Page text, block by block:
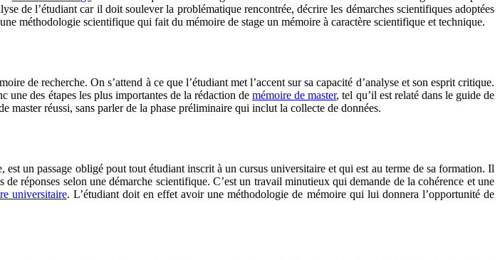
de l’étudiant car il doit soulever la problématique rencontrée, décrire les démarches scientifiques adoptées
méthodologie scientifique qui fait du mémoire de stage un mémoire à caractère scientifique et technique.
de recherche. On s’attend à ce que l’étudiant met l’accent sur sa capacité d’analyse et son esprit critique.
une des étapes les plus importantes de la rédaction demémoire de master, tel qu’il est relaté dans le guide de
master réussi, sans parler de la phase préliminaire qui inclut la collecte de données.
un passage obligé pout tout étudiant inscrit à un cursus universitaire et qui est au terme de sa formation. Il
réponses selon une démarche scientifique. C’est un travail minutieux qui demande de la cohérence et une
universitaire. L’étudiant doit en effet avoir une méthodologie de mémoire qui lui donnera l’opportunité de